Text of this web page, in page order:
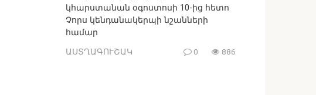
կհարստանան օգոստոսի 10-ից հետո
Չորս կենդանակերպի նշանների
համար
ԱՍՏՂԱԳՈՒՇԱԿ 0 886